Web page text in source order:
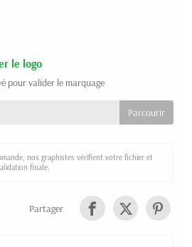
le logo
pour valider le marquage
nos graphistes vérifient votre fichier et
finale.
Partager